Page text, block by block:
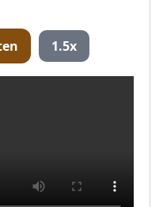
1.5x